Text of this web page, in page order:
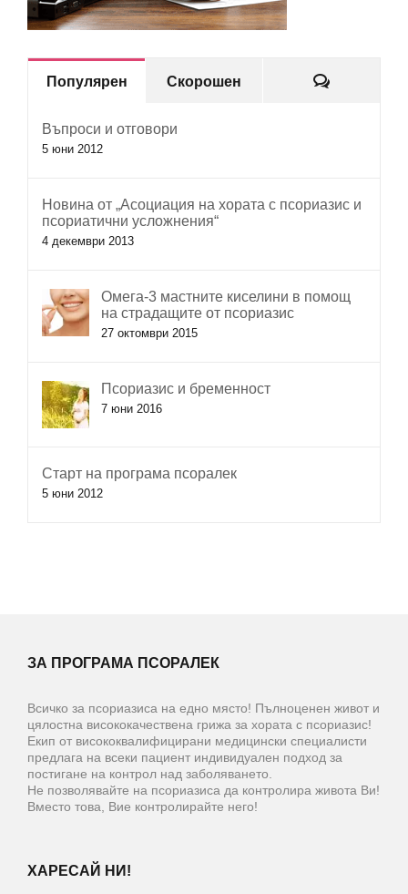
Популярен Скорошен Коментари
Въпроси и отговори
5 юни 2012
Новина от „Асоциация на хората с псориазис и
псориатични усложнения“
4 декември 2013
Омега-3 мастните киселини в помощ
на страдащите от псориазис
27 октомври 2015
Псориазис и бременност
7 юни 2016
Старт на програма псоралек
5 юни 2012
ЗА ПРОГРАМА ПСОРАЛЕК
Всичко за псориазиса на едно място! Пълноценен живот и
цялостна висококачествена грижа за хората с псориазис!
Екип от висококвалифицирани медицински специалисти
предлага на всеки пациент индивидуален подход за
постигане на контрол над заболяването.
Не позволявайте на псориазиса да контролира живота Ви!
Вместо това, Вие контролирайте него!
ХАРЕСАЙ НИ!